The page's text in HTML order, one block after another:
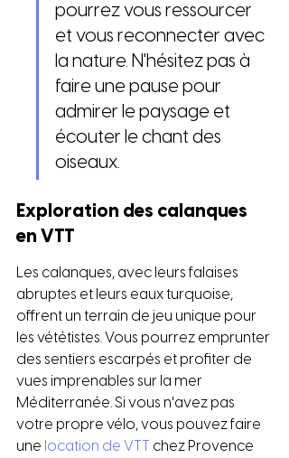
pourrez vous ressourcer
et vous reconnecter avec
la nature. N'hésitez pas à
faire une pause pour
admirer le paysage et
écouter le chant des
oiseaux.
Exploration des calanques
en VTT
Les calanques, avec leurs falaises
abruptes et leurs eaux turquoise,
offrent un terrain de jeu unique pour
les vététistes. Vous pourrez emprunter
des sentiers escarpés et profiter de
vues imprenables sur la mer
Méditerranée. Si vous n'avez pas
votre propre vélo, vous pouvez faire
une location de VTT chez Provence